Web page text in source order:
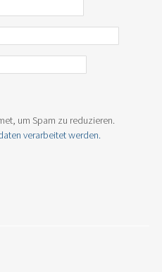
um Spam zu reduzieren.
verarbeitet werden.